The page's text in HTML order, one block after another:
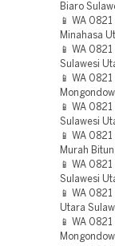
Biaro
📱 WA
Minahasa
📱 WA
Sulawesi
📱 WA
📱 WA
Sulawesi
📱 WA
Murah
📱 WA
Sulawesi
📱 WA
Utara
📱 WA